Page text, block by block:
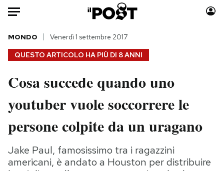
Auto
HOME
Italia
Politica
Tecnologia
Scienza
Moda
Consumismi
Storie/Idee
Media
QUESTO ARTICOLO HA PIÙ DI 8 ANNI
MONDO Venerdì 1 settembre 2017
Cosa succede quando uno
youtuber vuole soccorrere le
persone colpite da un uragano
Jake Paul, famosissimo tra i ragazzini
americani, è andato a Houston per distribuire